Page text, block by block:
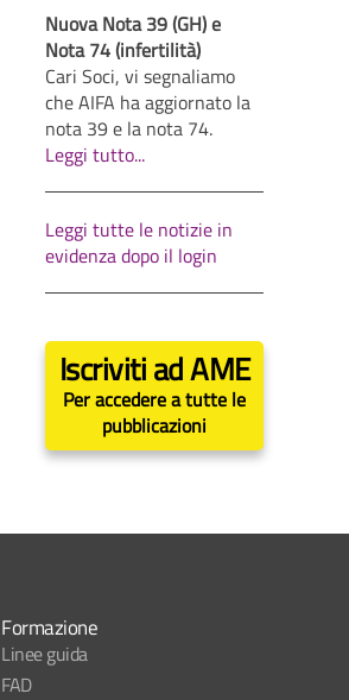
Nuova Nota 39 (GH) e
Nota 74 (infertilità)
Cari Soci, vi segnaliamo
che AIFA ha aggiornato la
nota 39 e la nota 74.
Leggi tutto...
Leggi tutte le notizie in
evidenza dopo il login
Iscriviti ad AME
Per accedere a tutte le
pubblicazioni
Formazione
Linee guida
FAD